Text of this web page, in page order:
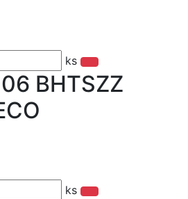
ks
BHTSZZ
ks